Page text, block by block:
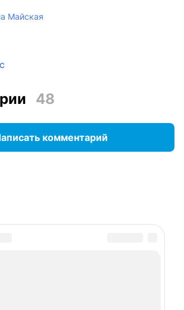
Майская
48
комментарий